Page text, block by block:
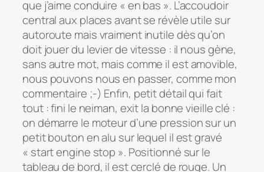
que j’aime conduire « en bas ». L’accoudoir
central aux places avant se révèle utile sur
autoroute mais vraiment inutile dès qu’on
doit jouer du levier de vitesse : il nous gène,
sans autre mot, mais comme il est amovible,
nous pouvons nous en passer, comme mon
commentaire ;-) Enfin, petit détail qui fait
tout : fini le neiman, exit la bonne vieille clé :
on démarre le moteur d’une pression sur un
petit bouton en alu sur lequel il est gravé
« start engine stop ». Positionné sur le
tableau de bord, il est cerclé de rouge. Un